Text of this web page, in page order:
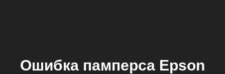
Ошибка памперса Epson